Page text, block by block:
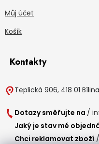
Můj účet
Košík
Kontakty
Teplická 906, 418 01 Bílina
Dotazy směřujte na /
Jaký je stav mé
Chci reklamovat zboží /